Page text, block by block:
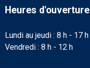
Heures d'ouverture
Lundi au jeudi : 8 h - 17 h
Vendredi : 8 h - 12 h